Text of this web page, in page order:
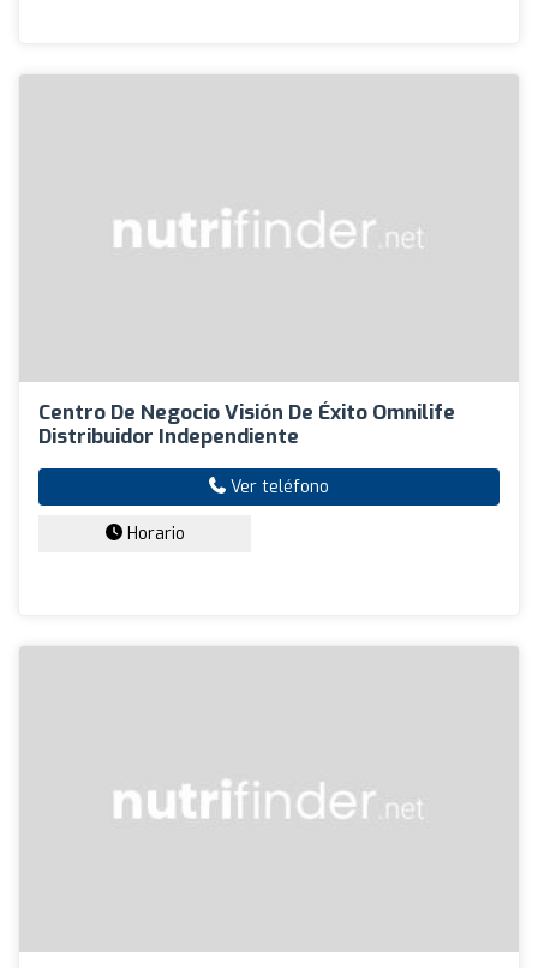
Centro De Negocio Visión De Éxito Omnilife
Distribuidor Independiente
Ver teléfono
Horario